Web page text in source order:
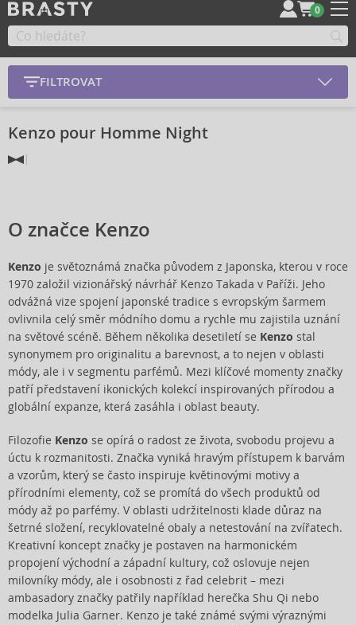
0
FILTROVAT
Kenzo pour Homme Night
O značce Kenzo
Kenzo je světoznámá značka původem z Japonska, kterou v roce
1970 založil vizionářský návrhář Kenzo Takada v Paříži. Jeho
odvážná vize spojení japonské tradice s evropským šarmem
ovlivnila celý směr módního domu a rychle mu zajistila uznání
na světové scéně. Během několika desetiletí se Kenzo stal
synonymem pro originalitu a barevnost, a to nejen v oblasti
módy, ale i v segmentu parfémů. Mezi klíčové momenty značky
patří představení ikonických kolekcí inspirovaných přírodou a
globální expanze, která zasáhla i oblast beauty.
Filozofie Kenzo se opírá o radost ze života, svobodu projevu a
úctu k rozmanitosti. Značka vyniká hravým přístupem k barvám
a vzorům, který se často inspiruje květinovými motivy a
přírodními elementy, což se promítá do všech produktů od
módy až po parfémy. V oblasti udržitelnosti klade důraz na
šetrné složení, recyklovatelné obaly a netestování na zvířatech.
Kreativní koncept značky je postaven na harmonickém
propojení východní a západní kultury, což oslovuje nejen
milovníky módy, ale i osobnosti z řad celebrit – mezi
ambasadory značky patřily například herečka Shu Qi nebo
modelka Julia Garner. Kenzo je také známé svými výraznými